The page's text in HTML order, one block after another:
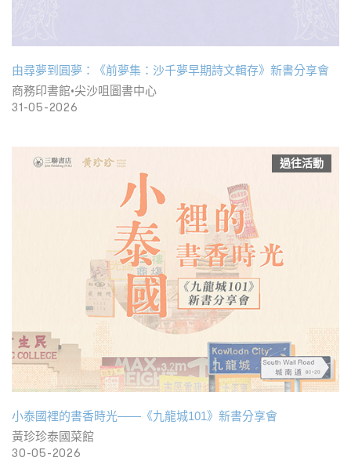
由尋夢到圓夢：《前夢集：沙千夢早期詩文輯存》新書分享會
商務印書館•尖沙咀圖書中心
31-05-2026
過往活動
小泰國裡的書香時光——《九龍城101》新書分享會
黃珍珍泰國菜館
30-05-2026